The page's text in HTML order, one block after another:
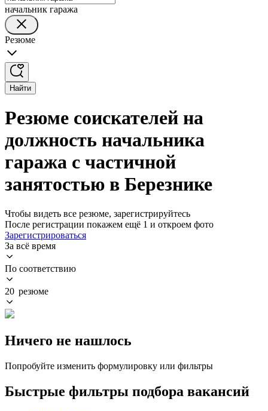
начальник гаража
Резюме
Найти
Резюме соискателей на
должность начальника
гаража с частичной
занятостью в Березнике
Чтобы видеть все резюме, зарегистрируйтесь
После регистрации покажем ещё 1 и откроем фото
Зарегистрироваться
За всё время
По соответствию
20 резюме
Ничего не нашлось
Попробуйте изменить формулировку или фильтры
Быстрые фильтры подбора вакансий